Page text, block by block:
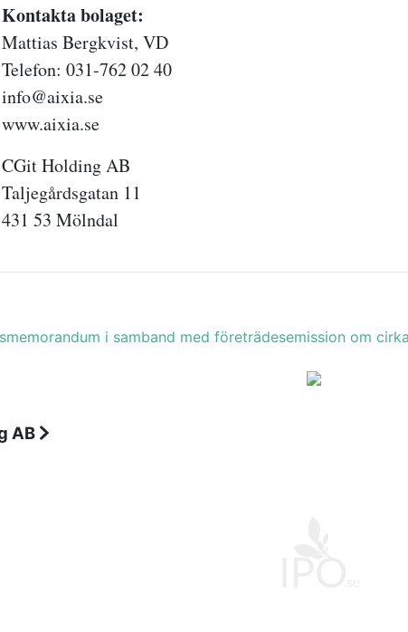
Kontakta bolaget:
Mattias Bergkvist, VD
Telefon: 031-762 02 40
info@aixia.se
www.aixia.se
CGit Holding AB
Taljegårdsgatan 11
431 53 Mölndal
i samband med företrädesemission om cirka
AB